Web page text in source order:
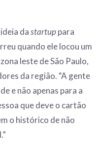
dastartuppara
quando ele locou um
leste de São Paulo,
da região. “A gente
e não apenas para a
que deve o cartão
o histórico de não